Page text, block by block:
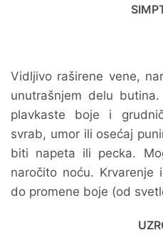
Vidljivo raširene vene,
unutrašnjem delu
plavkaste boje i
svrab, umor ili osećaj
biti napeta ili pecka.
naročito noću. Krvarenje
do promene boje (od